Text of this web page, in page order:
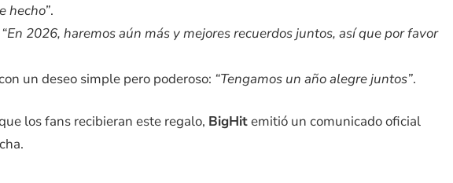
hecho”.
“En 2026, haremos aún más y mejores recuerdos juntos, así que por favor
un deseo simple pero poderoso: “Tengamos un año alegre juntos”.
los fans recibieran este regalo, BigHitemitió un comunicado oficial